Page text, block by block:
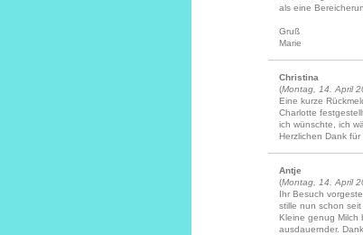
als eine
Gruß
Marie
Christina
(Montag, 14. April
Eine kurze
Charlotte
ich wünschte, ich
Herzlichen Dank
Antje
(Montag, 14. April
Ihr Besuch
stille nun schon
Kleine genug Milch
ausdauernder.